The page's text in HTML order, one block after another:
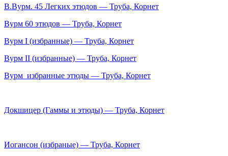
В.Вурм. 45 Легких этюдов — Труба, Корнет
Вурм 60 этюдов — Труба, Корнет
Вурм I (избранные) — Труба, Корнет
Вурм II (избранные) — Труба, Корнет
Вурм_избранные этюды — Труба, Корнет
Докшицер (Гаммы и этюды) — Труба, Корнет
Иогансон (избраные) — Труба, Корнет